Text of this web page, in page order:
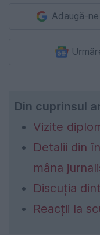
Adaugă-
Din cuprinsul
Vizite
Detalii din
mâna
Discuția
Reacții la